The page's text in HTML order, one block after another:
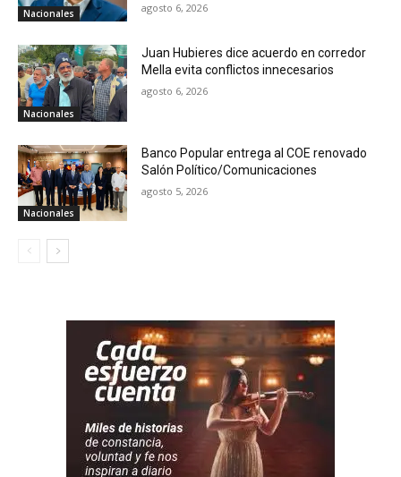
Nacionales agosto 6, 2026
Nacionales
Juan Hubieres dice acuerdo en corredor
Mella evita conflictos innecesarios
agosto 6, 2026
Nacionales
Banco Popular entrega al COE renovado
Salón Político/Comunicaciones
agosto 5, 2026